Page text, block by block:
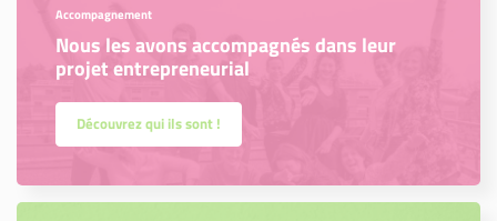
Accompagnement
Nous les avons accompagnés dans leur
projet entrepreneurial
Découvrez qui ils sont !